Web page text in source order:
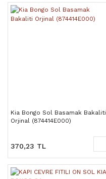
Kia Bongo Sol Basamak Bakaliti
Orjinal (874414E000)
370,23 TL